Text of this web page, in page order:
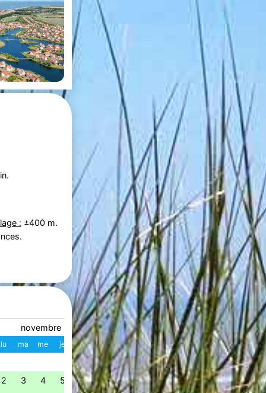
: ±400 m.
novembre 2026
lu ma me je ve sa di
1
2 3 4 5 6 7 8
décembre 2026
W lu ma me je ve
49 1 3 4 5
50 7 8 9 10 11